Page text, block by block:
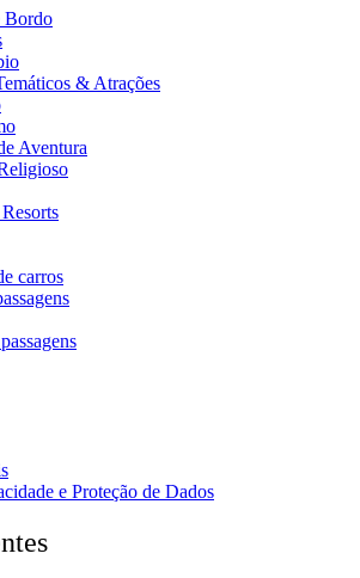
Bordo
& Atrações
Aventura
carros
e Proteção de Dados